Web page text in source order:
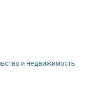
и недвижимость